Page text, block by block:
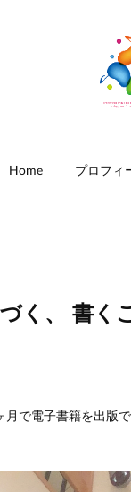
Home プロフィ
く、 書く
で電子書籍を出版